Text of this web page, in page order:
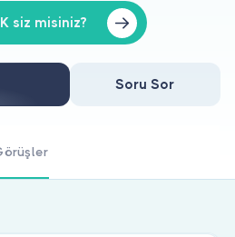
siz misiniz?
Soru Sor